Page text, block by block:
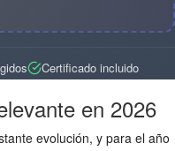
Certificado incluido
en 2026
evolución, y para el año